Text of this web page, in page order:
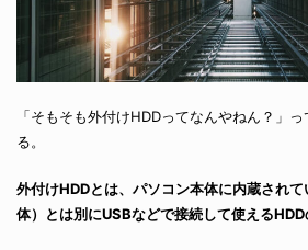
「そもそも外付けHDDってなんやねん？」
る。
外付けHDDとは、パソコン本体に内蔵され
体）とは別にUSBなどで接続して使えるHDD